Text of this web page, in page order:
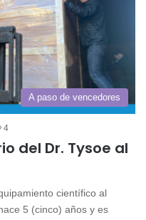
A paso de vencedores
4
del Dr. Tysoe al
científico al
5 (cinco) años y es